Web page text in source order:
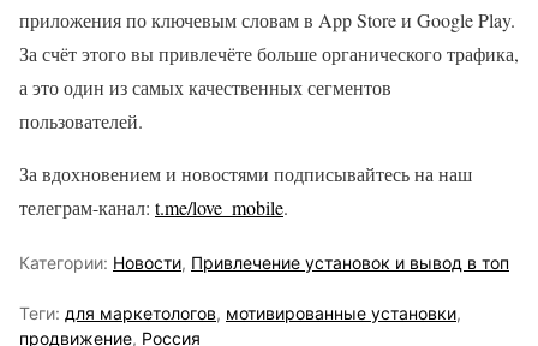
приложения по ключевым словам в App Store и Google Play.
За счёт этого вы привлечёте больше органического трафика,
а это один из самых качественных сегментов
пользователей.
За вдохновением и новостями подписывайтесь на наш
телеграм-канал: t.me/love_mobile.
Категории: Новости, Привлечение установок и вывод в топ
Теги: для маркетологов, мотивированные установки,
продвижение, Россия